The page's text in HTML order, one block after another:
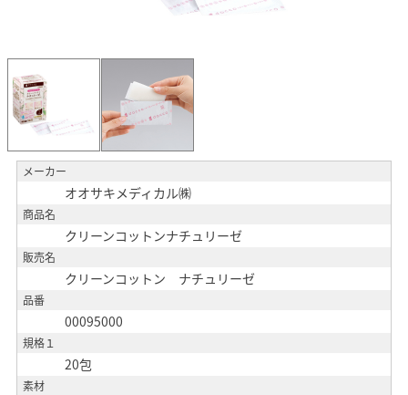
メーカー
オオサキメディカル㈱
商品名
クリーンコットンナチュリーゼ
販売名
クリーンコットン ナチュリーゼ
品番
00095000
規格１
20包
素材